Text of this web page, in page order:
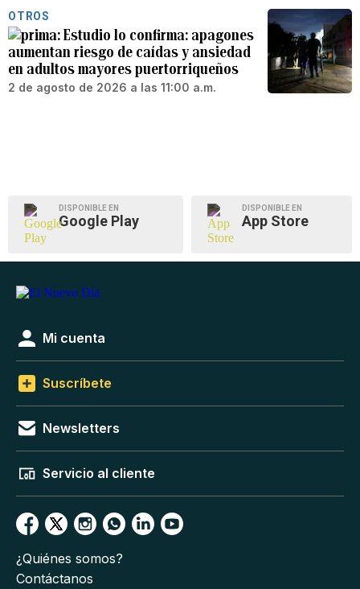
OTROS
Estudio lo confirma: apagones
aumentan riesgo de caídas y ansiedad
en adultos mayores puertorriqueños
2 de agosto de 2026 a las 11:00 a.m.
DISPONIBLE EN
Google Play
DISPONIBLE EN
App Store
Mi cuenta
Suscríbete
Newsletters
Servicio al cliente
¿Quiénes somos?
Contáctanos